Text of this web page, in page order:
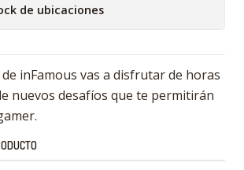
de ubicaciones
inFamous vas a disfrutar de horas
nuevos desafíos que te permitirán